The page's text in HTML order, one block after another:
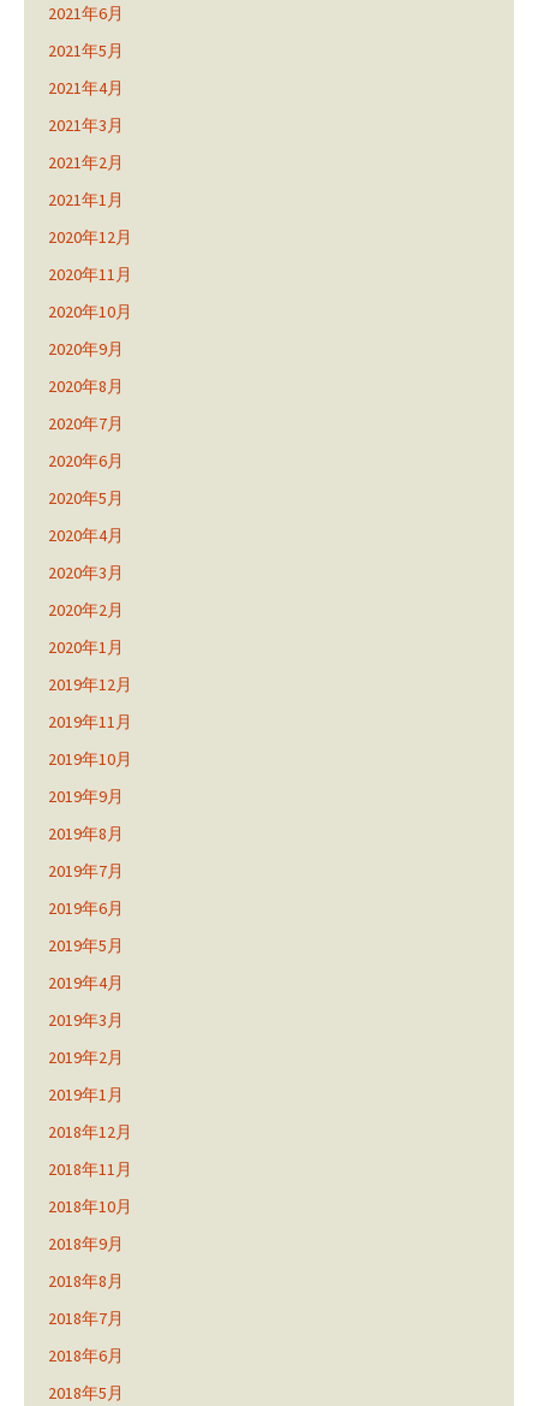
2021年6月
2021年5月
2021年4月
2021年3月
2021年2月
2021年1月
2020年12月
2020年11月
2020年10月
2020年9月
2020年8月
2020年7月
2020年6月
2020年5月
2020年4月
2020年3月
2020年2月
2020年1月
2019年12月
2019年11月
2019年10月
2019年9月
2019年8月
2019年7月
2019年6月
2019年5月
2019年4月
2019年3月
2019年2月
2019年1月
2018年12月
2018年11月
2018年10月
2018年9月
2018年8月
2018年7月
2018年6月
2018年5月